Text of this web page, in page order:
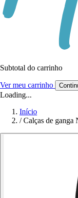
Subtotal do carrinho
Ver meu carrinho
Loading...
Início
/ Calças de ganga